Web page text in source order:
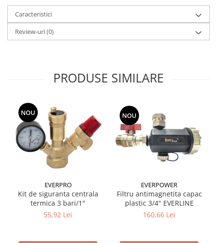
Termostate de Ambient
Panouri fotovoltaice
Invertoare
Rigole baie: Rigola de scurgere
pentru dus
Vase wc, capace si rezervoare
Racorduri flexibile de apa
Racorduri flexibile apa
Racord flexibil monocomanda din
Racord flexibil din inox
Racord flexibil monocomanda cu
invelis din cauciuc
Caracteristici
Review-uri(0)
PRODUSE SIMILARE
NOU
EVERPRO
Kit de siguranta centrala
termica 3 bari/1"
55,92 Lei
NOU
EVERPOWER
Filtru antimagnetita capac
plastic 3/4" EVERLINE
160,66 Lei